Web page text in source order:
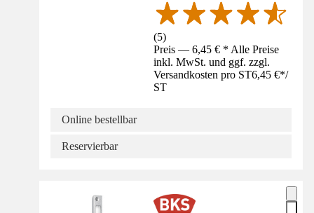
(5)
Preis — 6,45 € * Alle Preise
inkl. MwSt. und ggf. zzgl.
Versandkosten pro ST6,45 €*/
ST
Online bestellbar
Reservierbar